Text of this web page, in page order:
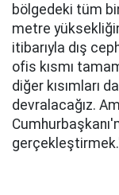
bölgedeki tüm
metre
itibarıyla dış
ofis kısmı
diğer kısımları
devralacağız.